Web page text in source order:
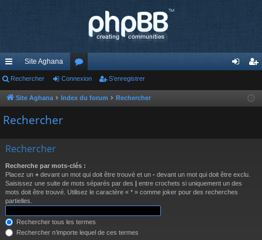
cc
ès
ra
de
Site Aghana
or
u nr
Rechercher Connexion S’enregistrer
Site Aghana Index du forum Rechercher
Rechercher
Rechercher
Recherche par mots-clés :
Placez un + devant un mot qui doit être trouvé et un - devant un mot qui doit être exclu.
Saisissez une suite de mots séparés par des | entre crochets si uniquement un des
mots doit être trouvé. Utilisez le caractère « * » comme joker pour des recherches
partielles.
Rechercher tous les termes
Rechercher n’importe lequel de ces termes